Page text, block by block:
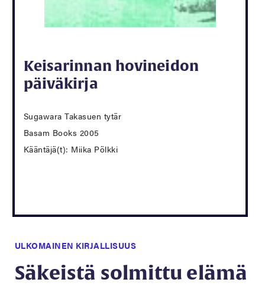
Keisarinnan hovineidon
päiväkirja
Sugawara Takasuen tytär
Basam Books 2005
Kääntäjä(t): Miika Pölkki
ULKOMAINEN KIRJALLISUUS
Säkeistä solmittu elämä